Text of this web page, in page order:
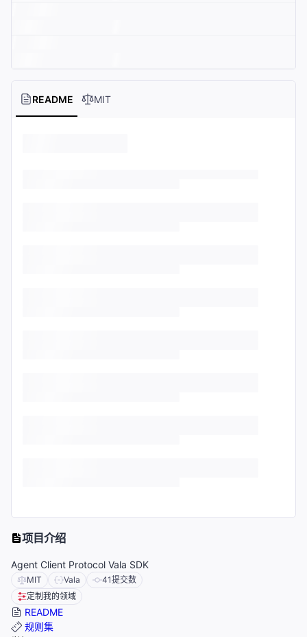
README MIT
项目介绍
Agent Client Protocol Vala SDK
MIT Vala 41提交数
定制我的领域
README
规则集